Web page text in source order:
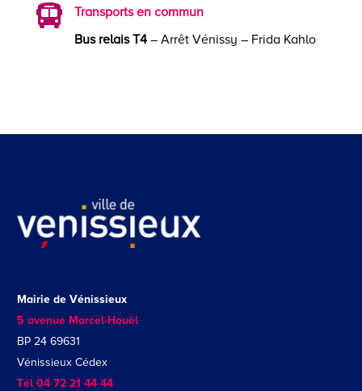

Transports en commun
Bus relais T4– Arrêt Vénissy – Frida Kahlo
Mairie de Vénissieux
5 avenue Marcel-Houël
BP 24 69631
Vénissieux Cédex
Tél 04 72 21 44 44